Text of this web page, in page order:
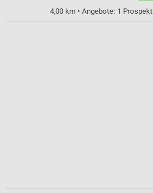
4,00 km • Angebote: 1 Prospekt
Performance